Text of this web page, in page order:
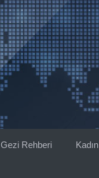
Gezi Rehberi Kadın